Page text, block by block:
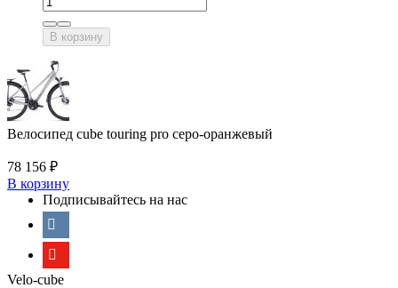
В корзину
Велосипед cube touring pro серо-оранжевый
78 156 ₽
В корзину
Подписывайтесь на нас
Velo-cube